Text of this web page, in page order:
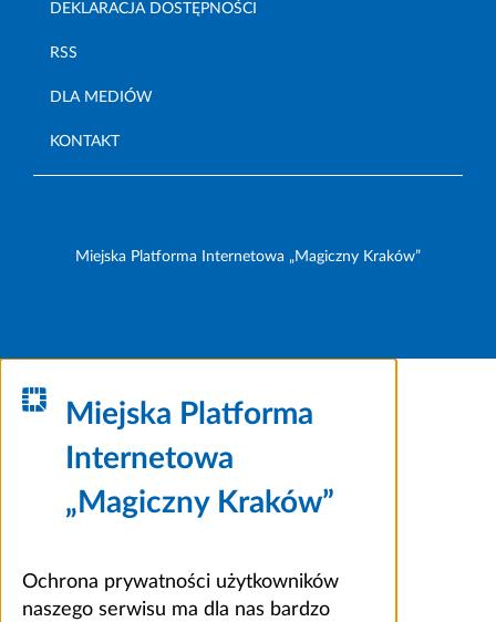
DEKLARACJA DOSTĘPNOŚCI
RSS
DLA MEDIÓW
KONTAKT
Miejska Platforma Internetowa „Magiczny Kraków”
Miejska Platforma
Internetowa
„Magiczny Kraków”
Ochrona prywatności użytkowników
naszego serwisu ma dla nas bardzo